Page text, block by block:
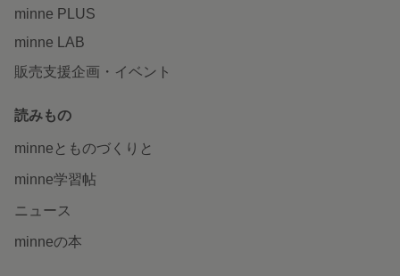
minne PLUS
minne LAB
販売支援企画・イベント
読みもの
minneとものづくりと
minne学習帖
ニュース
minneの本